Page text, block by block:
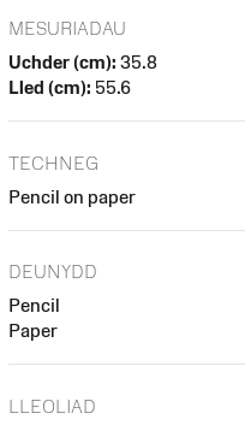
MESURIADAU
Uchder (cm): 35.8
Lled (cm): 55.6
TECHNEG
Pencil on paper
DEUNYDD
Pencil
Paper
LLEOLIAD